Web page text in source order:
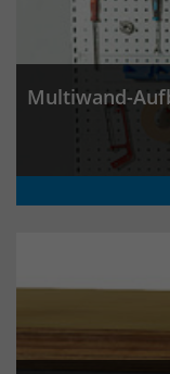
Multiwand-
Laufzeit